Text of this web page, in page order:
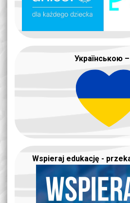
Українською
Wspieraj edukację -